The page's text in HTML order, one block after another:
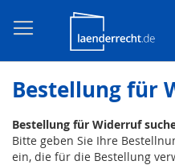
Bestellung für
Bestellung für Widerruf
Bitte geben Sie Ihre
ein, die für die Bestellung